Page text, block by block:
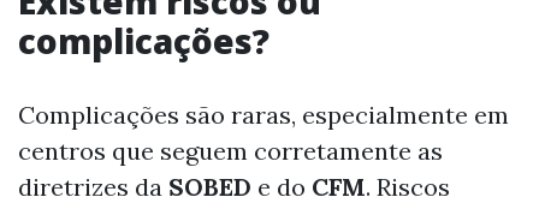
complicações?
Complicações são raras, especialmente em
centros que seguem corretamente as
diretrizes da SOBED e do CFM. Riscos